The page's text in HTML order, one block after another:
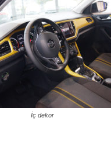
İç dekor